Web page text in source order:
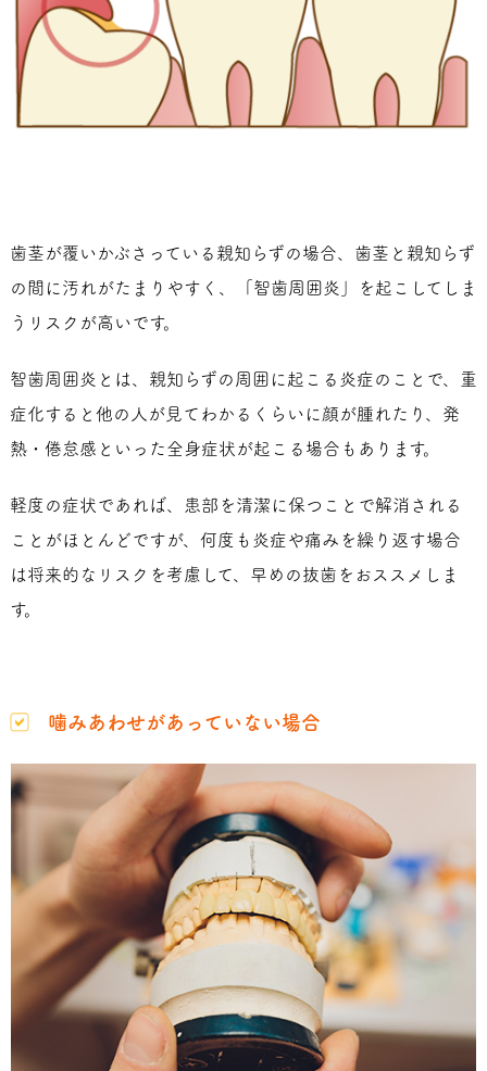
歯茎が覆いかぶさっている親知らずの場合、歯茎と親知らず
の間に汚れがたまりやすく、「智歯周囲炎」を起こしてしま
うリスクが高いです。
智歯周囲炎とは、親知らずの周囲に起こる炎症のことで、重
症化すると他の人が見てわかるくらいに顔が腫れたり、発
熱・倦怠感といった全身症状が起こる場合もあります。
軽度の症状であれば、患部を清潔に保つことで解消される
ことがほとんどですが、何度も炎症や痛みを繰り返す場合
は将来的なリスクを考慮して、早めの抜歯をおススメしま
す。
噛みあわせがあっていない場合